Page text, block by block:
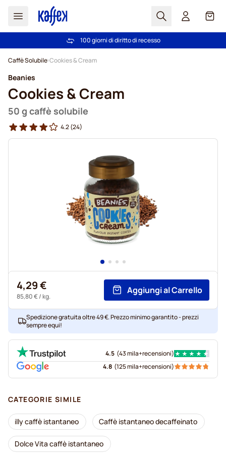
Search
Spedizione Gratuita oltre 49 €
100 giorni di diritto di recesso
Caffè Solubile Cookies & Cream
Beanies
Cookies & Cream
50 g caffè solubile
4.2(24)
4,29 €
85,80 €/ kg.
Aggiungi al Carrello
Spedizione gratuita oltre 49 €. Prezzo minimo garantito - prezzi
sempre equi!
4.5 (43 mila+recensioni)
4.8 (125 mila+recensioni)
CATEGORIE SIMILE
illy caffè istantaneo Caffè istantaneo decaffeinato
Dolce Vita caffè istantaneo